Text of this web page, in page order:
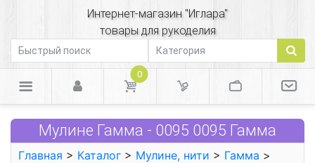
Интернет-магазин "Иглара"
товары для рукоделия
0
Мулине Гамма - 0095 0095 Гамма
Главная > Каталог > Мулине, нити > Гамма >